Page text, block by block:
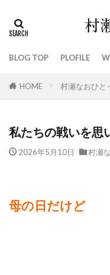
BLOG TOP PLOFILE
HOME 村瀬なおひと
私たちの戦いを思
2026年5月10日 村瀬
母の日だけど